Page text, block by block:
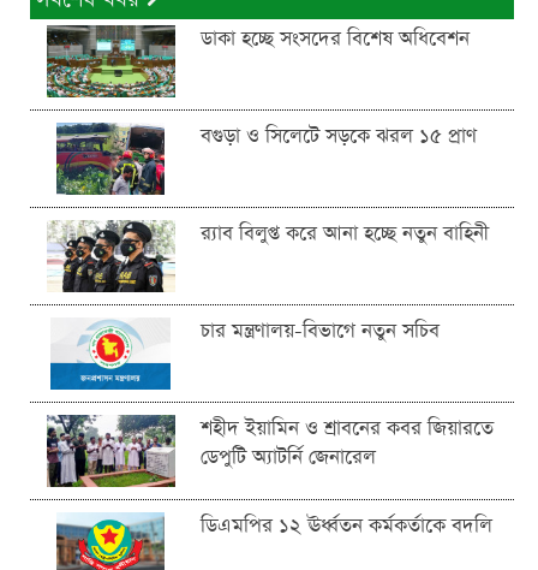
ডাকা হচ্ছে সংসদের বিশেষ অধিবেশন
বগুড়া ও সিলেটে সড়কে ঝরল ১৫ প্রাণ
র‍্যাব বিলুপ্ত করে আনা হচ্ছে নতুন বাহিনী
চার মন্ত্রণালয়-বিভাগে নতুন সচিব
শহীদ ইয়ামিন ও শ্রাবনের কবর জিয়ারতে
ডেপুটি অ্যাটর্নি জেনারেল
ডিএমপির ১২ ঊর্ধ্বতন কর্মকর্তাকে বদলি